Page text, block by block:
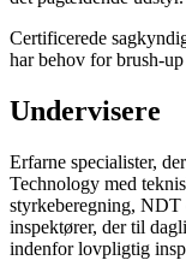
Certificerede
har behov for brush-
Undervisere
Erfarne specialister,
Technology med
styrkeberegning, NDT
inspektører, der til
indenfor lovpligtig